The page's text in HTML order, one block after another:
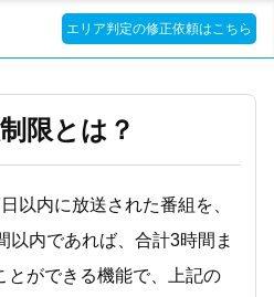
エリア判定の修正依頼はこちら
限とは？
以内に放送された番組を、
以内であれば、合計3時間ま
とができる機能で、上記の